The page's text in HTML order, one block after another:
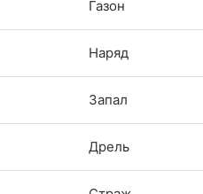
Газон
Наряд
Запал
Дрель